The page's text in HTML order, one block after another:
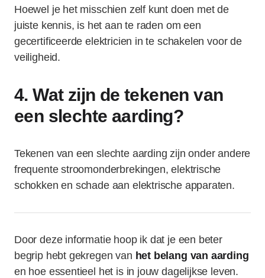
Hoewel je het misschien zelf kunt doen met de
juiste kennis, is het aan te raden om een
gecertificeerde elektricien in te schakelen voor de
veiligheid.
4. Wat zijn de tekenen van
een slechte aarding?
Tekenen van een slechte aarding zijn onder andere
frequente stroomonderbrekingen, elektrische
schokken en schade aan elektrische apparaten.
Door deze informatie hoop ik dat je een beter
begrip hebt gekregen van het belang van aarding
en hoe essentieel het is in jouw dagelijkse leven.